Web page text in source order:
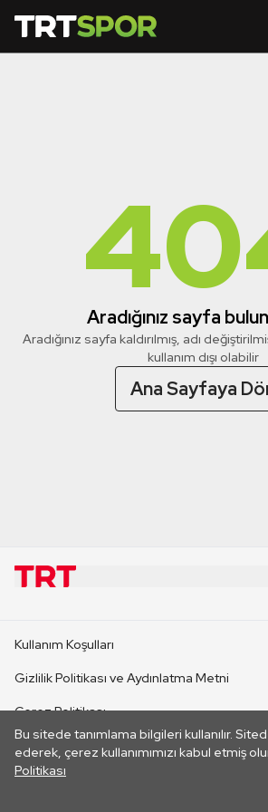
Aradığınız sayfa
Aradığınız sayfa kaldırılmış, adı
kullanım dışı olabilir
Ana Sayfaya
Bu sitede tanımlama bilgileri kullanılır.
ederek, çerez kullanımımızı kabul etmiş
Politikası
CANLI YAYINLAR
Kullanım Koşulları
Gizlilik Politikası ve Aydınlatma Metni
Çerez Politikası
İletişim
Her hakkı saklıdır. ©2026 TRT.